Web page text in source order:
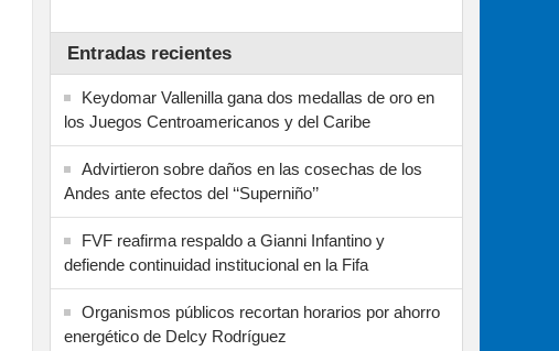
Entradas recientes
Keydomar Vallenilla gana dos medallas de oro en
los Juegos Centroamericanos y del Caribe
Advirtieron sobre daños en las cosechas de los
Andes ante efectos del ‘‘Superniño’’
FVF reafirma respaldo a Gianni Infantino y
defiende continuidad institucional en la Fifa
Organismos públicos recortan horarios por ahorro
energético de Delcy Rodríguez